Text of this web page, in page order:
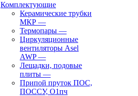
Комплектующие
Керамические трубки
МКР —
Термопары —
Циркуляционные
вентиляторы Asel
AWP—
Лещадки, подовые
плиты —
Припой пруток ПОС,
ПОССУ, О1пч